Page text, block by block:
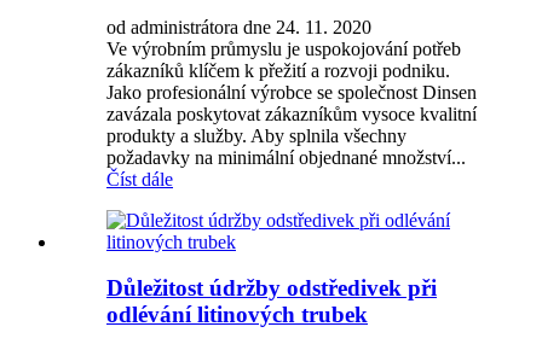
od administrátora dne 24. 11. 2020
Ve výrobním průmyslu je uspokojování potřeb
zákazníků klíčem k přežití a rozvoji podniku.
Jako profesionální výrobce se společnost Dinsen
zavázala poskytovat zákazníkům vysoce kvalitní
produkty a služby. Aby splnila všechny
požadavky na minimální objednané množství...
Číst dále
Důležitost údržby odstředivek při
odlévání litinových trubek